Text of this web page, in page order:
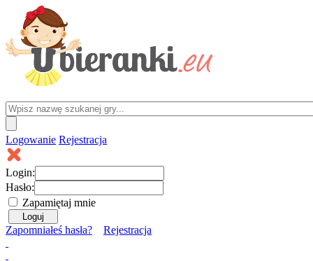
Logowanie Rejestracja
Login:
Hasło:
Zapamiętaj mnie
Zapomniałeś hasła? Rejestracja